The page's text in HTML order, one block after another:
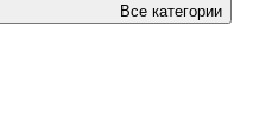
Все категории